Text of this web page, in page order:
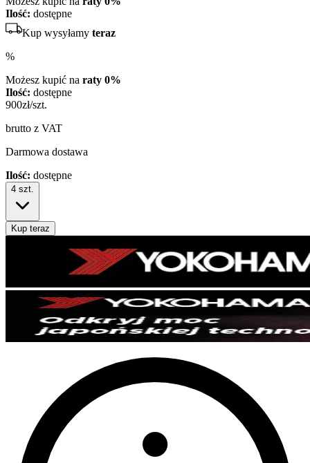
Ilość: dostępne
Kup wysyłamy teraz
%
Możesz kupić na raty 0%
Ilość: dostępne
900zł/szt.
brutto z VAT
Darmowa dostawa
Ilość: dostępne
4 szt.
Kup teraz